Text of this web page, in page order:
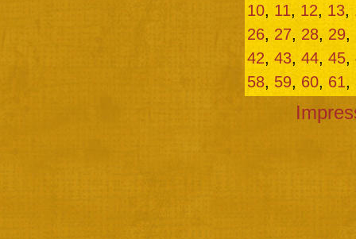
10, 11, 12, 13,
26, 27, 28, 29,
42, 43, 44, 45,
58, 59, 60, 61,